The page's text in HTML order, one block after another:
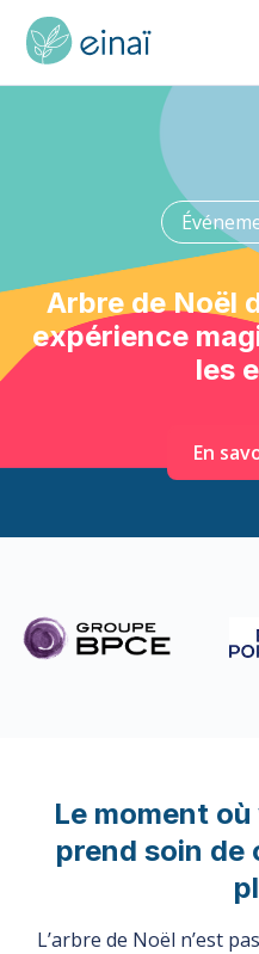
Arbre de Noël
expérience
les
En
Le moment
prend soin de
L’arbre de Noël n’est